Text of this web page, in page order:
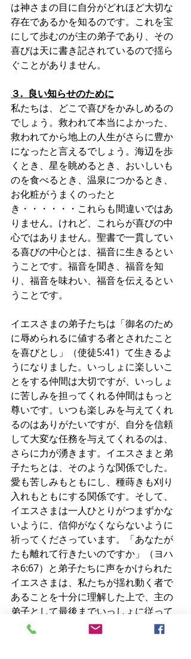
は神さまの目に自分がどれほど大切な
存在であるかを知るのです。これを宝
にして歩むのが主の弟子であり、その
喜びは天に書き記されているので揺ら
ぐことがありません。
３.  良い知らせのために
私たちは、どこで喜びをかみしめるの
でしょう。救われて本当によかった、
救われてから地上の人生がさらに豊か
になったと言えるでしょう。海辺を歩
くとき、星を眺めるとき、おいしいも
のを食べるとき、温泉につかるとき、
お化粧がうまくのったと
き・・・・・・これらも間違いではあ
りません。けれど、これらが喜びの中
心ではありません。聖書で一貫してい
る喜びの中心とは、福音に生きるとい
うことです。福音を聞き、福音を知
り、福音を味わい、福音を伝えるとい
うことです。
イエスさまの弟子たちは「御名のため
に辱められるに値する者とされたこと
を喜びとし」（使徒5:41）て生きるよ
うになりました。いっしょに楽しいこ
とをする仲間は大切ですが、いっしょ
に苦しみを担ってくれる仲間はもっと
尊いです。いつも楽しみを与えてくれ
るのはありがたいですが、自分を信頼
して大変な任務を与えてくれるのは、
さらに力が湧きます。イエスさまと弟
子たちとは、そのような関係でした。
愛も苦しみもともにし、種蒔きも刈り
入れもともにする関係です。そして、
イエスさまは一人ひとりがつまずかな
いように、信仰がなくならないように
祈ってくださっています。「あなたが
たも離れて行きたいのですか」（ヨハ
ネ6:67）と弟子たちに声をかけられた
イエスさまは、私たちが揺れ動く者で
あることを十分に理解した上で、主の
弟子として最後までいっしょに従って
きてほしいと願いをかけてくださる方